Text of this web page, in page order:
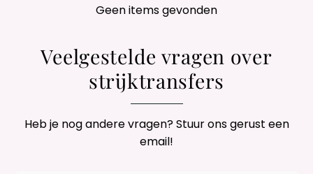
Geen items gevonden
Veelgestelde vragen over
strijktransfers
Heb je nog andere vragen? Stuur ons gerust een
email!